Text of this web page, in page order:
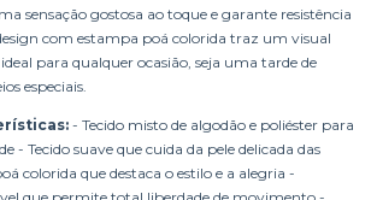
sensação gostosa ao toque e garante resistência
com estampa poá colorida traz um visual
para qualquer ocasião, seja uma tarde de
especiais.
- Tecido misto de algodão e poliéster para
- Tecido suave que cuida da pele delicada das
colorida que destaca o estilo e a alegria -